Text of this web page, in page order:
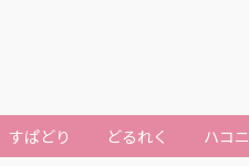
すぱどり どるれく ハコ